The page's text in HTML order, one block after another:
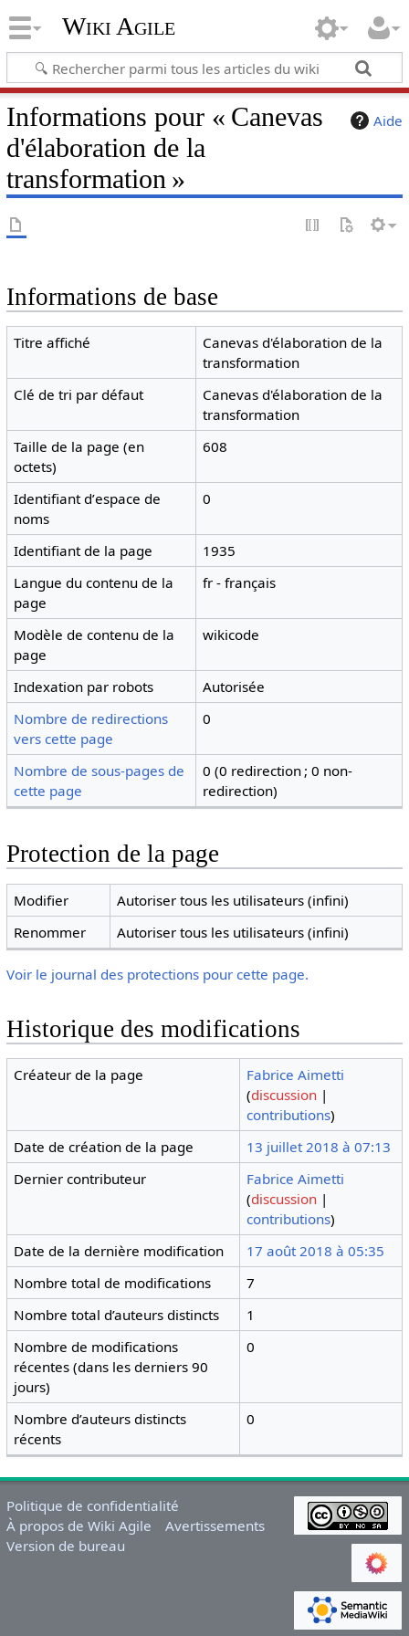
Wiki Agile
Aide
Informations pour « Canevas
d'élaboration de la
transformation »
Informations de base
Titre affiché
Canevas d'élaboration de la
transformation
Clé de tri par défaut
Canevas d'élaboration de la
transformation
Taille de la page (en
octets)
608
Identifiant dʼespace de
noms
0
Identifiant de la page
1935
Langue du contenu de la
page
fr - français
Modèle de contenu de la
page
wikicode
Indexation par robots
Autorisée
Nombre de redirections
vers cette page
0
Nombre de sous-pages de
cette page
0 (0 redirection ; 0 non-
redirection)
Protection de la page
Modifier
Autoriser tous les utilisateurs (infini)
Renommer
Autoriser tous les utilisateurs (infini)
Voir le journal des protections pour cette page.
Historique des modifications
Créateur de la page
Fabrice Aimetti
(discussion |
contributions)
Date de création de la page
13 juillet 2018 à 07:13
Dernier contributeur
Fabrice Aimetti
(discussion |
contributions)
Date de la dernière modification
17 août 2018 à 05:35
Nombre total de modifications
7
Nombre total d’auteurs distincts
1
Nombre de modifications
récentes (dans les derniers 90
jours)
0
Nombre d’auteurs distincts
récents
0
Politique de confidentialité
À propos de Wiki Agile
Avertissements
Version de bureau